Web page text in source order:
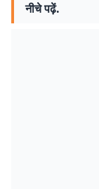
नीचे पढ़ें.